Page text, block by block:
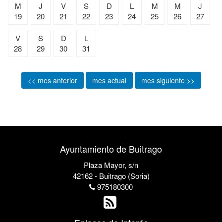
M
19
J
20
V
21
S
22
D
23
L
24
M
25
M
26
J
27
V
28
S
29
D
30
L
31
<< mes anterior mes actual mes siguiente >>
Ayuntamiento de Buitrago
Plaza Mayor, s/n
42162 - Buitrago (Soria)
975180300